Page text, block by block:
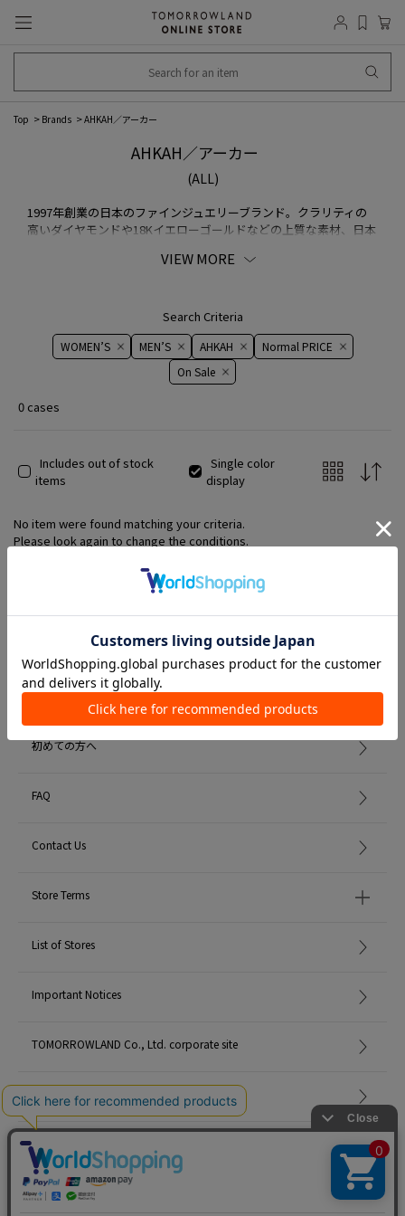
Top Brands AHKAH／アーカー
AHKAH／アーカー
(ALL)
1997年創業の日本のファインジュエリーブランド。クラリティの
高いダイヤモンドや18Kイエローゴールドなどの上質な素材、日本
を追求したファッションの感性が息づくデザインが特徴です。
VIEW MORE
Search Criteria
WOMEN’S MEN’S AHKAH
Normal PRICE
On ​​Sale​​
0 cases
Includes out of stock
items
Single color
display
No item were found matching your criteria.
Please look again to change the conditions.
Member Services
初めての方へ
FAQ
Contact Us
Store Terms
List of Stores
Important Notices
TOMORROWLAND Co., Ltd. corporate site
Careers
Site Map